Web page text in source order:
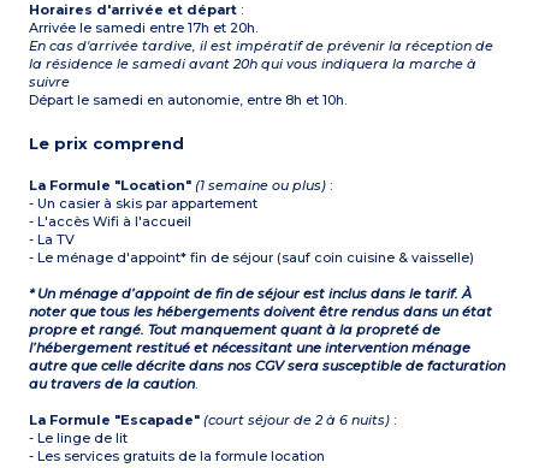
Horaires d'arrivée et départ :
Arrivée le samedi entre 17h et 20h.
En cas d'arrivée tardive, il est impératif de prévenir la réception de
la résidence le samedi avant 20h qui vous indiquera la marche à
suivre
Départ le samedi en autonomie, entre 8h et 10h.
Le prix comprend
La Formule "Location" (1 semaine ou plus) :
- Un casier à skis par appartement
- L'accès Wifi à l'accueil
- La TV
- Le ménage d'appoint* fin de séjour (sauf coin cuisine & vaisselle)
* Un ménage d’appoint de fin de séjour est inclus dans le tarif. À
noter que tous les hébergements doivent être rendus dans un état
propre et rangé. Tout manquement quant à la propreté de
l’hébergement restitué et nécessitant une intervention ménage
autre que celle décrite dans nos CGV sera susceptible de facturation
au travers de la caution.
La Formule "Escapade" (court séjour de 2 à 6 nuits) :
- Le linge de lit
- Les services gratuits de la formule location